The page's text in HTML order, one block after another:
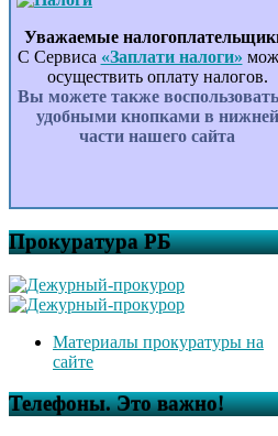
Уважаемые
С Сервиса «Заплати налоги»
осуществить оплату налогов.
Вы можете также
удобными кнопками в нижней
части нашего сайта
Прокуратура РБ
Материалы прокуратуры на
сайте
Телефоны. Это важно!